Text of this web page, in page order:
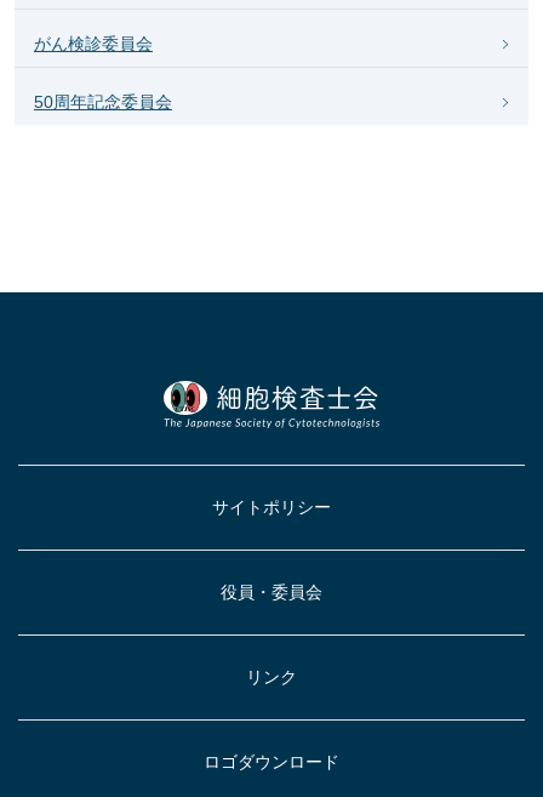
がん検診委員会
50周年記念委員会
サイトポリシー
役員・委員会
リンク
ロゴダウンロード